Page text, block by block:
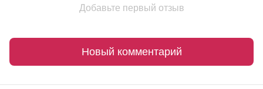
Добавьте первый отзыв
Новый комментарий